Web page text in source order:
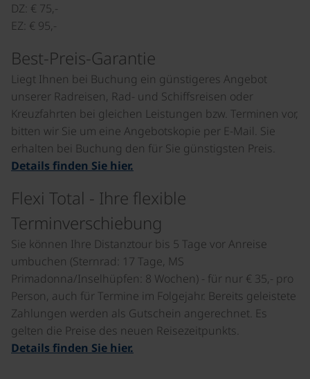
DZ: € 75,-
EZ: € 95,-
Best-Preis-Garantie
Liegt Ihnen bei Buchung ein günstigeres Angebot
unserer Radreisen, Rad- und Schiffsreisen oder
Kreuzfahrten bei gleichen Leistungen bzw. Terminen vor,
bitten wir Sie um eine Angebotskopie per E-Mail. Sie
erhalten bei Buchung den für Sie günstigsten Preis.
Details finden Sie hier.
Flexi Total - Ihre flexible
Terminverschiebung
Sie können Ihre Distanztour bis 5 Tage vor Anreise
umbuchen (Sternrad: 17 Tage, MS
Primadonna/Inselhüpfen: 8 Wochen) - für nur € 35,- pro
Person, auch für Termine im Folgejahr. Bereits geleistete
Zahlungen werden als Gutschein angerechnet. Es
gelten die Preise des neuen Reisezeitpunkts.
Details finden Sie hier.